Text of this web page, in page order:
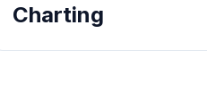
Charting